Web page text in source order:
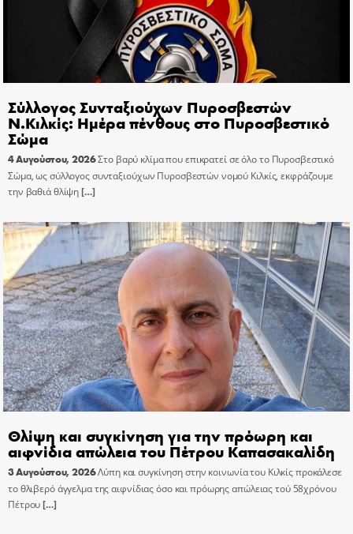
Σύλλογος Συνταξιούχων Πυροσβεστών
Ν.Κιλκίς: Ημέρα πένθους στο Πυροσβεστικό
Σώμα
4 Αυγούστου, 2026Στο βαρύ κλίμα που επικρατεί σε όλο το Πυροσβεστικό
Σώμα, ως σύλλογος συνταξιούχων Πυροσβεστών νομού Κιλκίς, εκφράζουμε
την βαθιά θλίψη[…]
Θλίψη και συγκίνηση για την πρόωρη και
αιφνίδια απώλεια του Πέτρου Καπασακαλίδη
3 Αυγούστου, 2026Λύπη και συγκίνηση στην κοινωνία του Κιλκίς προκάλεσε
το θλιβερό άγγελμα της αιφνίδιας όσο και πρόωρης απώλειας τού 58χρόνου
Πέτρου[…]